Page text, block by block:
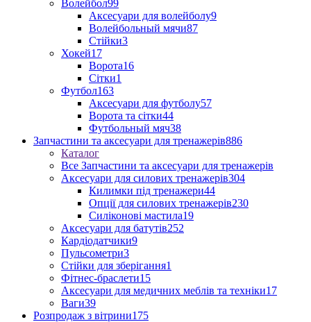
Волейбол99
Аксесуари для волейболу9
Волейбольный мячи87
Стійки3
Хокей17
Ворота16
Сітки1
Футбол163
Аксесуари для футболу57
Ворота та сітки44
Футбольный мяч38
Запчастини та аксесуари для тренажерів886
Каталог
Все Запчастини та аксесуари для тренажерів
Аксесуари для силових тренажерів304
Килимки під тренажери44
Опції для силових тренажерів230
Силіконові мастила19
Аксесуари для батутів252
Кардіодатчики9
Пульсометри3
Стійки для зберігання1
Фітнес-браслети15
Аксесуари для медичних меблів та техніки17
Ваги39
Розпродаж з вітрини175